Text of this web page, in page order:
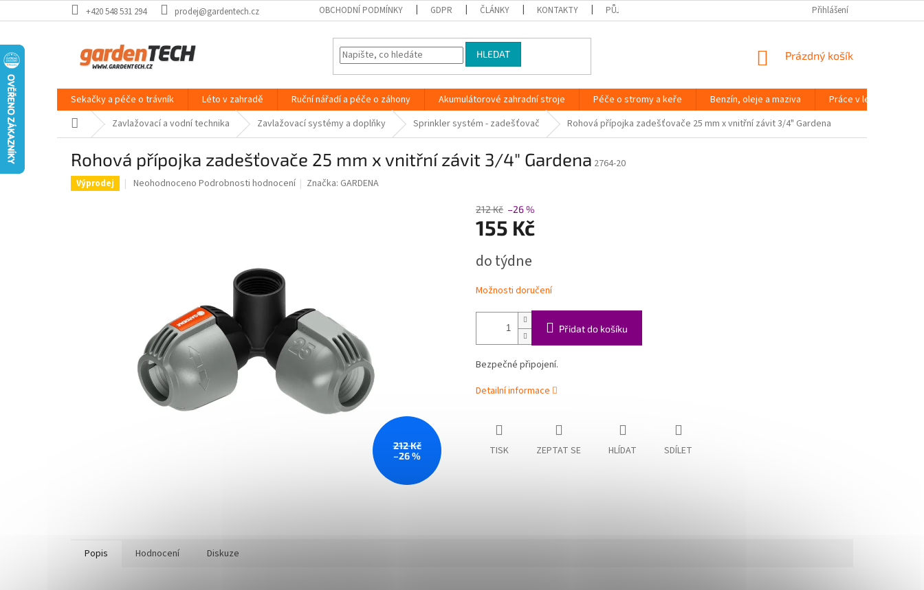
na
+420 548 531 294 prodej@gardentech.cz OBCHODNÍ PODMÍNKY GDPR ČLÁNKY KONTAKTY PŮJČOVNA ZAHRADNÍ TECHNIKY BRNO SLOVNÍK POJMŮ
Přihlášení
HLEDAT
NÁKUPNÍ
Prázdný košík
Sekačky a péče o trávník Léto v zahradě Ruční nářadí a péče o záhony Akumulátorové zahradní stroje Péče o stromy a keře Benzín, oleje a maziva Práce v lese
Domů Zavlažovací a vodní technika Zavlažovací systémy a doplňky Sprinkler systém - zadešťovač Rohová přípojka zadešťovače 25 mm x vnitřní závit 3/4" Gardena
Rohová přípojka zadešťovače 25 mm x vnitřní závit 3/4" Gardena 2764-20
Výprodej
Průměrné
Neohodnoceno Podrobnosti hodnocení Značka: GARDENA
212 Kč
–26 %
212 Kč –26 %
155 Kč
cena:
do týdne
Možnosti doručení
Přidat do košíku
Bezpečné připojení.
Detailní informace
TISK ZEPTAT SE HLÍDAT SDÍLET
Popis Hodnocení Diskuze